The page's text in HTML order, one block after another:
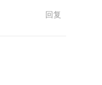
回复